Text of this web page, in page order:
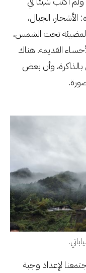
الجبال،
المضيئة تحت الشمس،
القديمة. هناك
وأن بعض
لإعداد وجبة